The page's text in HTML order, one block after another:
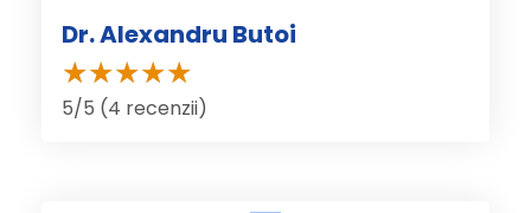
Dr. Alexandru Butoi
5/5 (4 recenzii)